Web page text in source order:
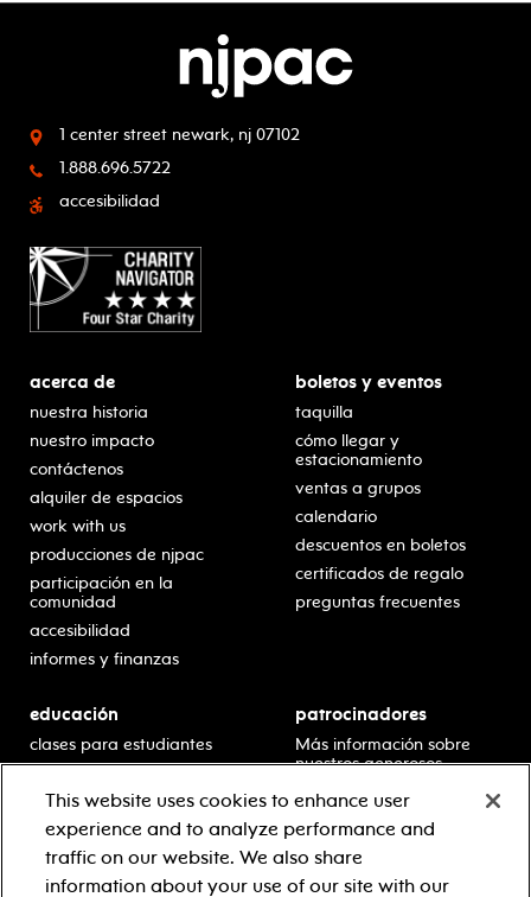
1 center street newark, nj 07102
1.888.696.5722
accesibilidad
acerca de
nuestra historia
nuestro impacto
contáctenos
alquiler de espacios
work with us
producciones de njpac
participación en la
comunidad
accesibilidad
informes y finanzas
boletos y eventos
taquilla
cómo llegar y
estacionamiento
ventas a grupos
calendario
descuentos en boletos
certificados de regalo
preguntas frecuentes
educación
clases para estudiantes
escolar
residencias en escuelas
desarrollo profesional
recursos para docentes
patrocinadores
Más información sobre
nuestros generosos
This website uses cookies to enhance user
experience and to analyze performance and
traffic on our website. We also share
information about your use of our site with our